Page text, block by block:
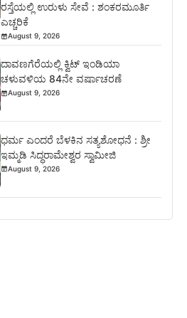
ರಸ್ತೆಯಲ್ಲಿ ಉರುಳು ಸೇವೆ : ಶಂಕರಮೂರ್ತಿ
ಎಚ್ಚರಿಕೆ
August 9, 2026
ದಾವಣಗೆರೆಯಲ್ಲಿ ಕ್ವಿಟ್ ಇಂಡಿಯಾ
ಚಳುವಳಿಯ 84ನೇ ವರ್ಷಾಚರಣೆ
August 9, 2026
ಧರ್ಮ ಎಂದರೆ ಬೆಳಕಿನ ಸತ್ಯಶೋಧನೆ : ಶ್ರೀ
ಇಮ್ಮಡಿ ಸಿದ್ಧರಾಮೇಶ್ವರ ಸ್ವಾಮೀಜಿ
August 9, 2026